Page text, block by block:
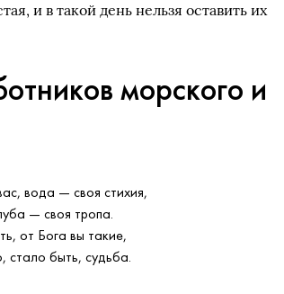
и в такой день нельзя оставить их
морского и
вода — своя стихия,
— своя тропа.
от Бога вы такие,
стало быть, судьба.